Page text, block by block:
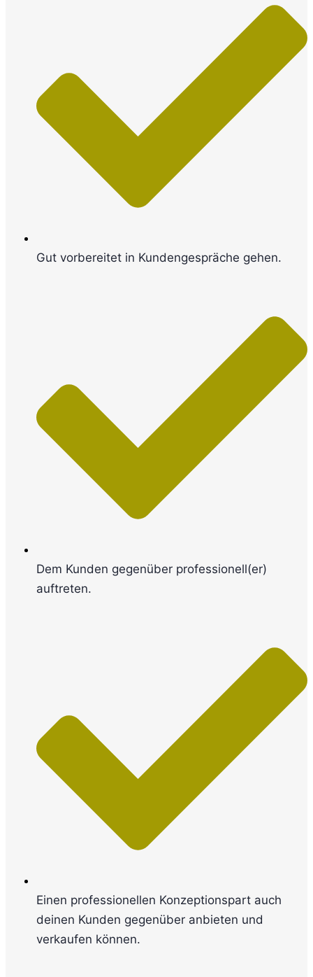
Gut vorbereitet in Kundengespräche gehen.
Dem Kunden gegenüber professionell(er)
auftreten.
Einen professionellen Konzeptionspart auch
deinen Kunden gegenüber anbieten und
verkaufen können.